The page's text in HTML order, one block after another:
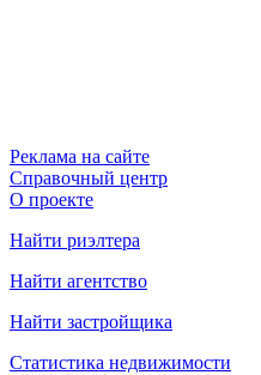
Реклама на сайте
Справочный центр
О проекте
Найти риэлтера
Найти агентство
Найти застройщика
Статистика недвижимости